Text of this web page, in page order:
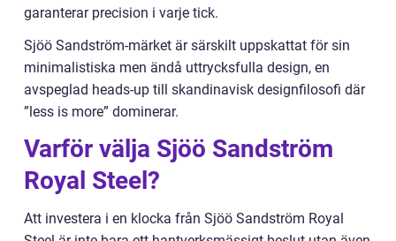
garanterar precision i varje tick.
Sjöö Sandström-märket är särskilt uppskattat för sin
minimalistiska men ändå uttrycksfulla design, en
avspeglad heads-up till skandinavisk designfilosofi där
”less is more” dominerar.
Varför välja Sjöö Sandström
Royal Steel?
Att investera i en klocka från Sjöö Sandström Royal